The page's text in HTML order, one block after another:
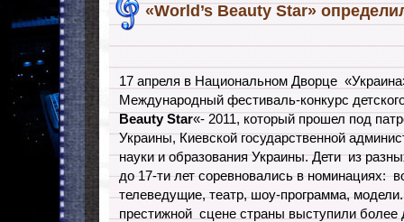
«World’s Beauty Star»
17 апреля в Национальном Дворце
Международный фестиваль-конкурс
Beauty Star«- 2011, который прошел под
Украины, Киевской государственной
науки и образования Украины. Дети из
до 17-ти лет соревновались в номинациях:
телеведущие, театр, шоу-программа,
престижной сцене страны выступили более